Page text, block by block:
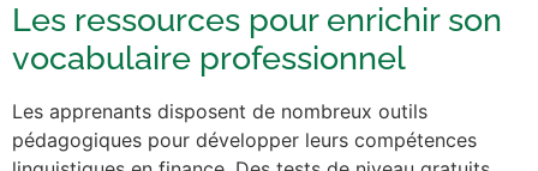
Les ressources pour enrichir son
vocabulaire professionnel
Les apprenants disposent de nombreux outils
pédagogiques pour développer leurs compétences